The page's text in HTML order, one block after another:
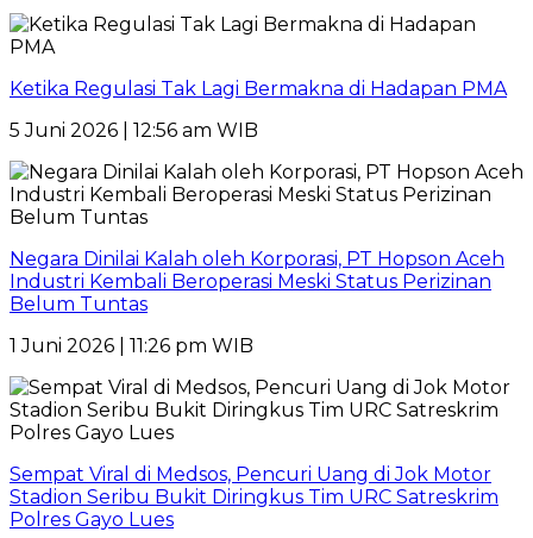
Ketika Regulasi Tak Lagi Bermakna di Hadapan PMA
5 Juni 2026 | 12:56 am WIB
Negara Dinilai Kalah oleh Korporasi, PT Hopson Aceh
Industri Kembali Beroperasi Meski Status Perizinan
Belum Tuntas
1 Juni 2026 | 11:26 pm WIB
Sempat Viral di Medsos, Pencuri Uang di Jok Motor
Stadion Seribu Bukit Diringkus Tim URC Satreskrim
Polres Gayo Lues